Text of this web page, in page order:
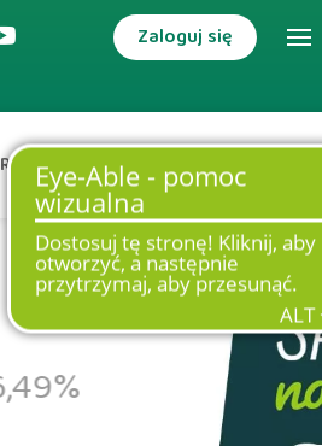
Zaloguj się
DODATKOWE USŁUGI